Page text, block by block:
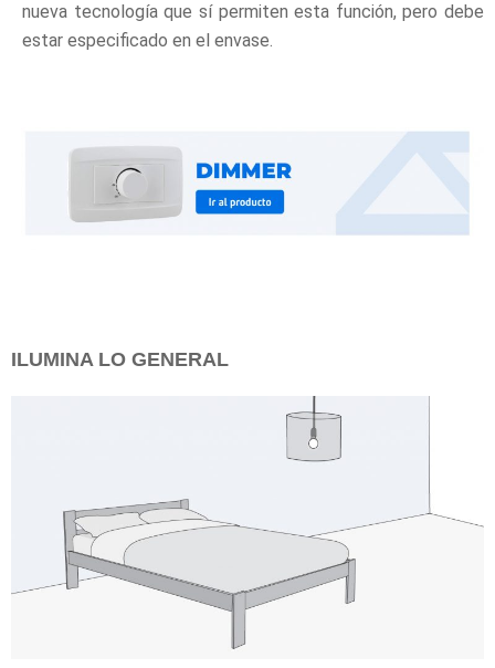
nueva tecnología que sí permiten esta función, pero debe
estar especificado en el envase.
ILUMINA LO GENERAL